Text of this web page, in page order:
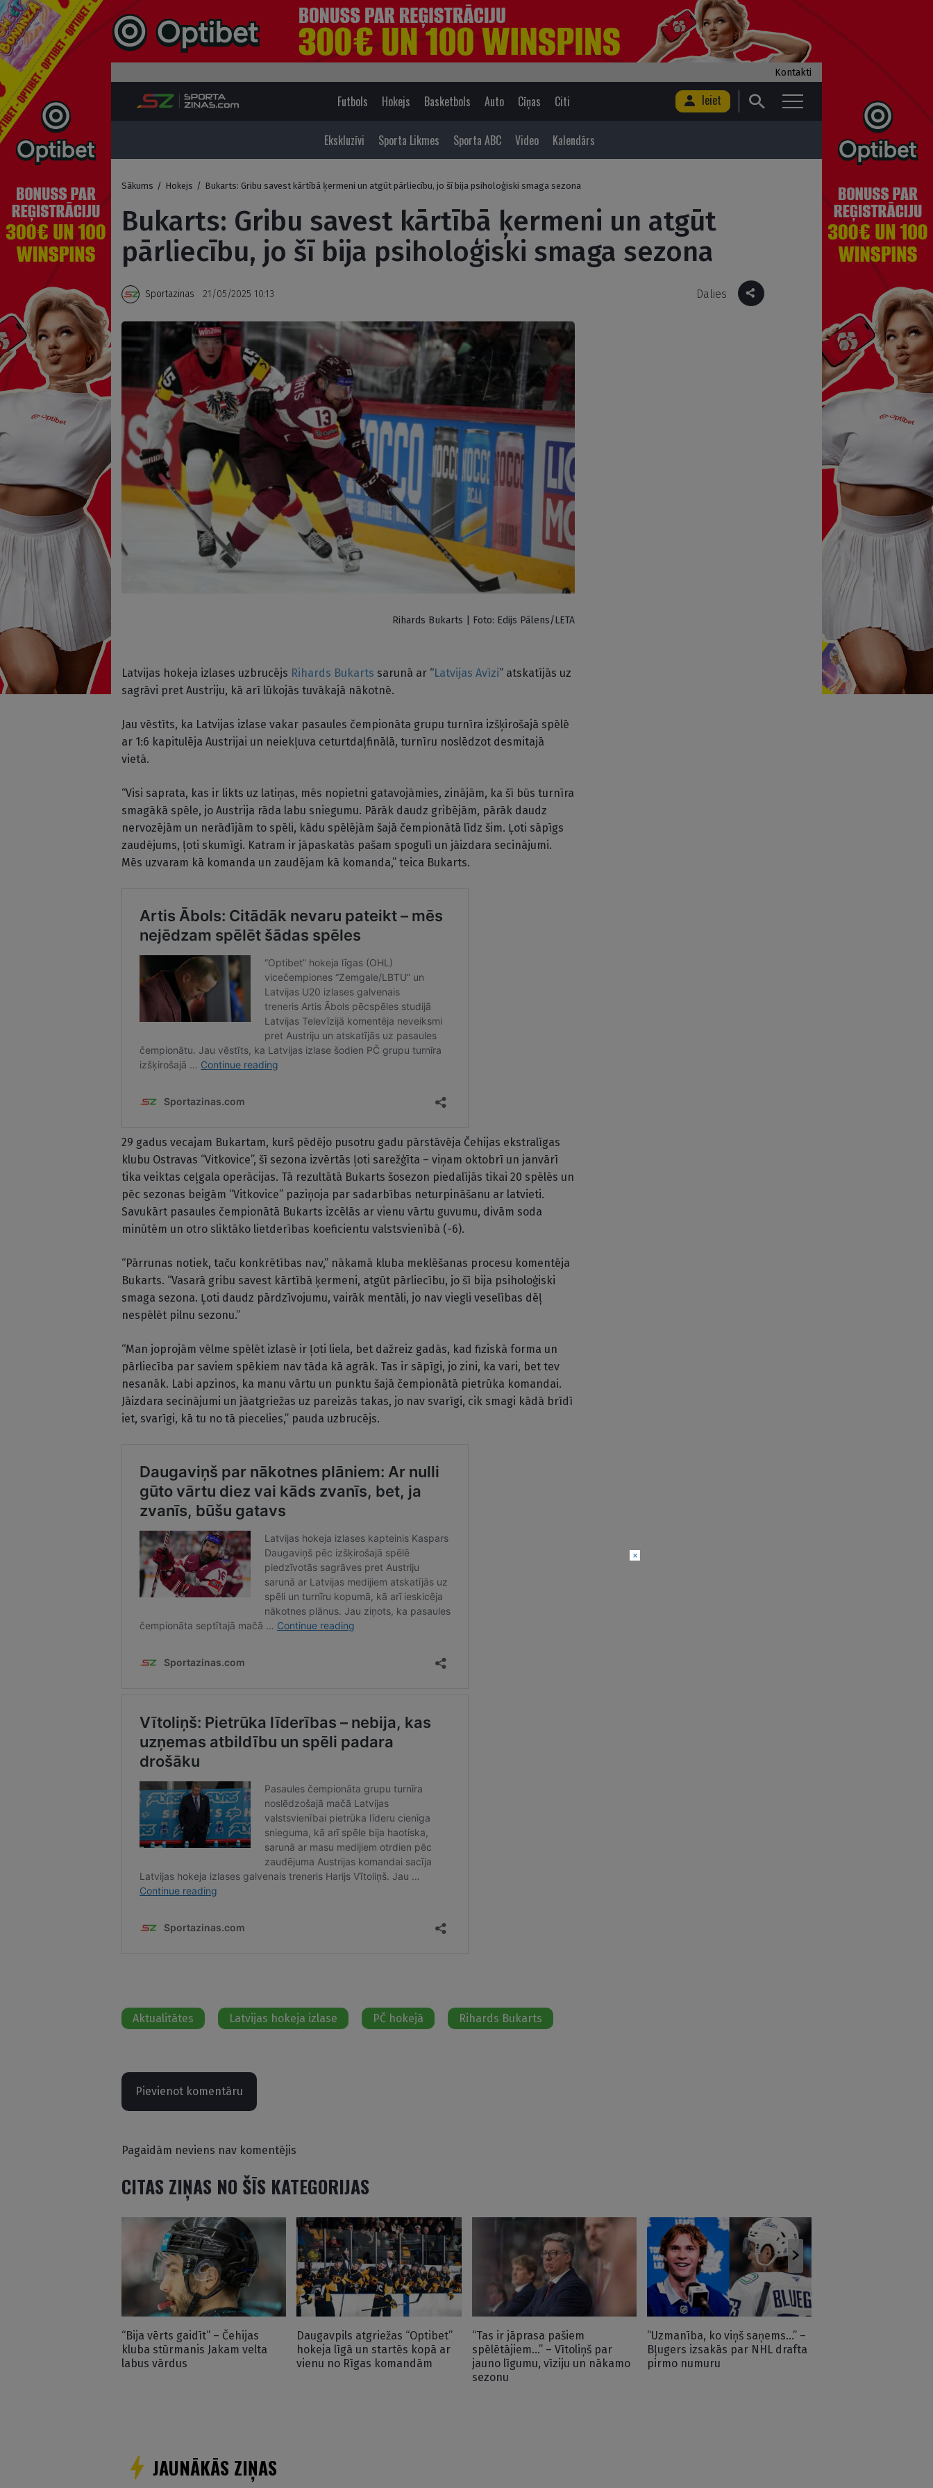
Kontakti
Futbols Hokejs Basketbols Auto Cīņas Citi Ieiet
Ekskluzīvi Sporta Likmes Sporta ABC Video Kalendārs
Sākums / Hokejs / Bukarts: Gribu savest kārtībā ķermeni un atgūt pārliecību, jo šī bija psiholoģiski smaga sezona
Bukarts: Gribu savest kārtībā ķermeni un atgūt
pārliecību, jo šī bija psiholoģiski smaga sezona
Sportazinas 21/05/2025 10:13 Dalies
Rihards Bukarts | Foto: Edijs Pālens/LETA
Latvijas hokeja izlases uzbrucējs Rihards Bukarts sarunā ar “Latvijas Avīzi” atskatījās uz
sagrāvi pret Austriju, kā arī lūkojās tuvākajā nākotnē.
Jau vēstīts, ka Latvijas izlase vakar pasaules čempionāta grupu turnīra izšķirošajā spēlē
ar 1:6 kapitulēja Austrijai un neiekļuva ceturtdaļfinālā, turnīru noslēdzot desmitajā
vietā.
“Visi saprata, kas ir likts uz latiņas, mēs nopietni gatavojāmies, zinājām, ka šī būs turnīra
smagākā spēle, jo Austrija rāda labu sniegumu. Pārāk daudz gribējām, pārāk daudz
nervozējām un nerādījām to spēli, kādu spēlējām šajā čempionātā līdz šim. Ļoti sāpīgs
zaudējums, ļoti skumīgi. Katram ir jāpaskatās pašam spogulī un jāizdara secinājumi.
Mēs uzvaram kā komanda un zaudējam kā komanda,” teica Bukarts.
29 gadus vecajam Bukartam, kurš pēdējo pusotru gadu pārstāvēja Čehijas ekstralīgas
klubu Ostravas “Vitkovice”, šī sezona izvērtās ļoti sarežģīta – viņam oktobrī un janvārī
tika veiktas ceļgala operācijas. Tā rezultātā Bukarts šosezon piedalījās tikai 20 spēlēs un
pēc sezonas beigām “Vitkovice” paziņoja par sadarbības neturpināšanu ar latvieti.
Savukārt pasaules čempionātā Bukarts izcēlās ar vienu vārtu guvumu, divām soda
minūtēm un otro sliktāko lietderības koeficientu valstsvienībā (-6).
“Pārrunas notiek, taču konkrētības nav,” nākamā kluba meklēšanas procesu komentēja
Bukarts. “Vasarā gribu savest kārtībā ķermeni, atgūt pārliecību, jo šī bija psiholoģiski
smaga sezona. Ļoti daudz pārdzīvojumu, vairāk mentāli, jo nav viegli veselības dēļ
nespēlēt pilnu sezonu.”
“Man joprojām vēlme spēlēt izlasē ir ļoti liela, bet dažreiz gadās, kad fiziskā forma un
pārliecība par saviem spēkiem nav tāda kā agrāk. Tas ir sāpīgi, jo zini, ka vari, bet tev
nesanāk. Labi apzinos, ka manu vārtu un punktu šajā čempionātā pietrūka komandai.
Jāizdara secinājumi un jāatgriežas uz pareizās takas, jo nav svarīgi, cik smagi kādā brīdī
iet, svarīgi, kā tu no tā piecelies,” pauda uzbrucējs.
Aktualitātes Latvijas hokeja izlase PČ hokejā Rihards Bukarts
Pievienot komentāru
Pagaidām neviens nav komentējis
CITAS ZIŅAS NO ŠĪS KATEGORIJAS
“Bija vērts gaidīt” – Čehijas
kluba stūrmanis Jakam velta
labus vārdus
Daugavpils atgriežas “Optibet”
hokeja līgā un startēs kopā ar
vienu no Rīgas komandām
“Tas ir jāprasa pašiem
spēlētājiem…” – Vītoliņš par
jauno līgumu, vīziju un nākamo
sezonu
“Uzmanība, ko viņš saņems…” –
Bļugers izsakās par NHL drafta
pirmo numuru
JAUNĀKĀS ZIŅAS